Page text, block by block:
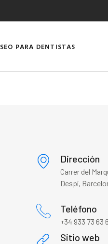
SEO PARA DENTISTAS
Dirección
Carrer del
Despí,
Teléfono
+34 933 73 63
Sitio web